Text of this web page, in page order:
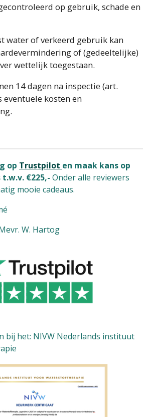
op gebruik, schade en
water of verkeerd gebruik kan
of (gedeeltelijke)
wettelijk toegestaan.
14 dagen na inspectie (art.
eventuele kosten en
op Trustpilot en maak kans op
€225,- Onder alle reviewers
mooie cadeaus.
W. Hartog
bij het: NIVW Nederlands instituut